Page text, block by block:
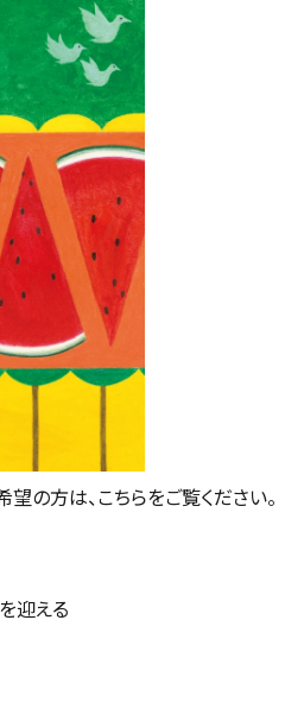
の方は、こちらをご覧ください。
盆を迎える